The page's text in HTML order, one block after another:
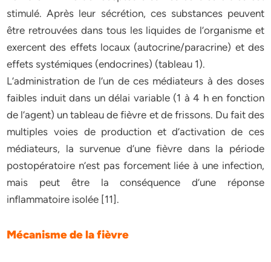
stimulé. Après leur sécrétion, ces substances peuvent
être retrouvées dans tous les liquides de l’organisme et
exercent des effets locaux (autocrine/paracrine) et des
effets systémiques (endocrines) (tableau 1).
L’administration de l’un de ces médiateurs à des doses
faibles induit dans un délai variable (1 à 4 h en fonction
de l’agent) un tableau de fièvre et de frissons. Du fait des
multiples voies de production et d’activation de ces
médiateurs, la survenue d’une fièvre dans la période
postopératoire n’est pas forcement liée à une infection,
mais peut être la conséquence d’une réponse
inflammatoire isolée [11].
Mécanisme de la fièvre